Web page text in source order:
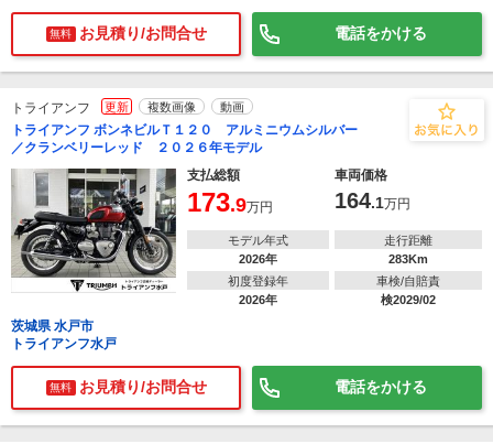
無料 お見積り/お問合せ 電話をかける
トライアンフ 更新 複数画像 動画
トライアンフ ボンネビルＴ１２０ アルミニウムシルバー
／クランベリーレッド ２０２６年モデル
支払総額
車両価格
173.9万円 164.1万円
モデル年式
2026年
走行距離
283Km
初度登録年
2026年
車検/自賠責
検2029/02
茨城県 水戸市
トライアンフ水戸
無料 お見積り/お問合せ 電話をかける